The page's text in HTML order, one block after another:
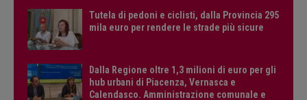
Tutela di pedoni e ciclisti, dalla Provincia 295
mila euro per rendere le strade più sicure
Dalla Regione oltre 1,3 milioni di euro per gli
hub urbani di Piacenza, Vernasca e
Calendasco. Amministrazione comunale e